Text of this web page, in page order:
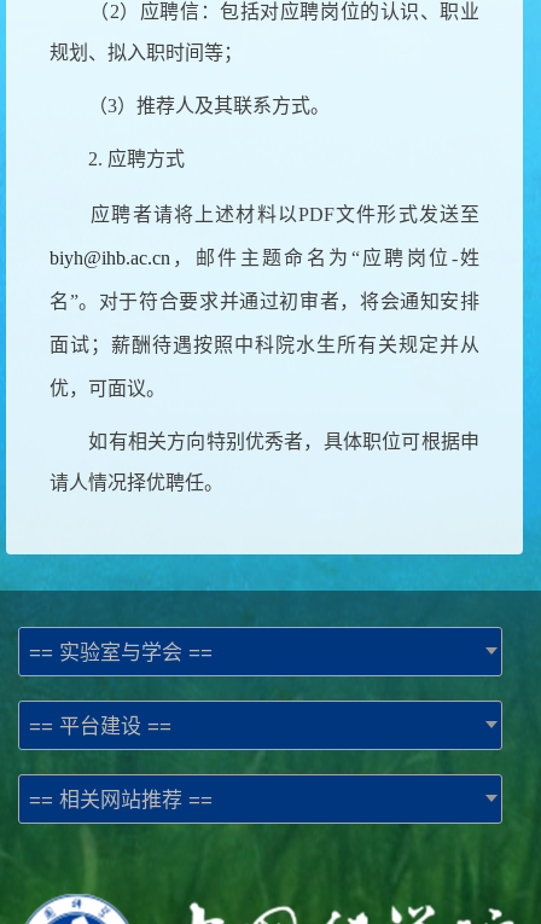
（2）应聘信：包括对应聘岗位的认识、职业
规划、拟入职时间等；
（3）推荐人及其联系方式。
2. 应聘方式
应聘者请将上述材料以PDF文件形式发送至
biyh@ihb.ac.cn ，邮件主题命名为“应聘岗位-姓
名”。对于符合要求并通过初审者，将会通知安排
面试；薪酬待遇按照中科院水生所有关规定并从
优，可面议。
如有相关方向特别优秀者，具体职位可根据申
请人情况择优聘任。
== 实验室与学会 ==
== 平台建设 ==
== 相关网站推荐 ==